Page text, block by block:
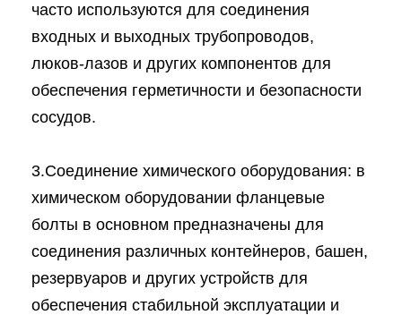
часто используются для соединения
входных и выходных трубопроводов,
люков-лазов и других компонентов для
обеспечения герметичности и безопасности
сосудов.
3.Соединение химического оборудования: в
химическом оборудовании фланцевые
болты в основном предназначены для
соединения различных контейнеров, башен,
резервуаров и других устройств для
обеспечения стабильной эксплуатации и